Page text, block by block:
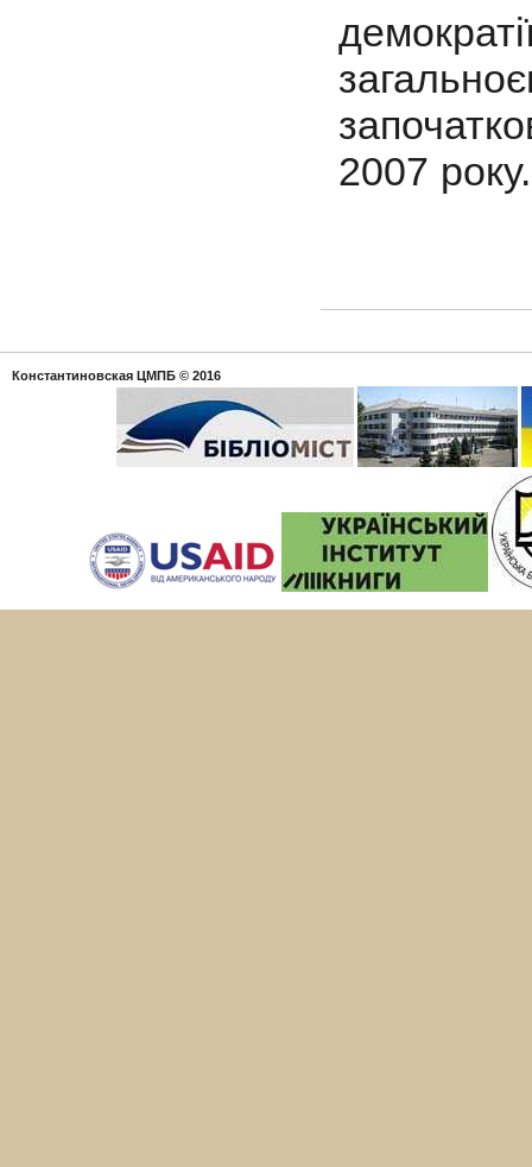
2007
Константиновская ЦМПБ © 2016